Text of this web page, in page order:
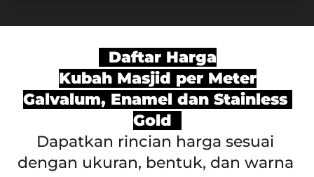
  Daftar Harga
Kubah Masjid per Meter
Galvalum, Enamel dan Stainless
Gold